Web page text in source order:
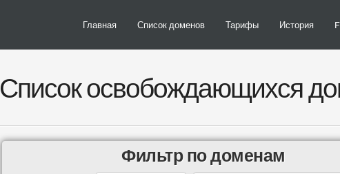
Главная Список доменов Тарифы История
Список освобождающихся
Фильтр по доменам